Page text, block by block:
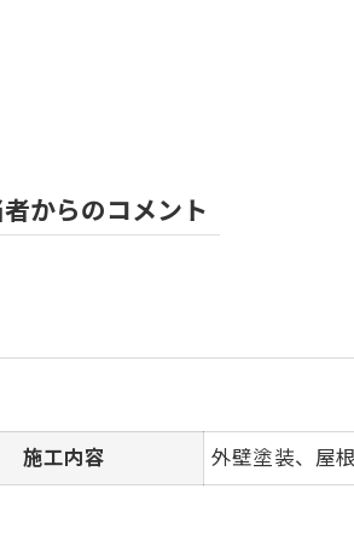
からのコメント
施工内容 外壁塗装、屋